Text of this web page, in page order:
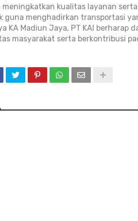
meningkatkan kualitas layanan
guna menghadirkan transportasi
KA Madiun Jaya, PT KAI berharap
masyarakat serta berkontribusi